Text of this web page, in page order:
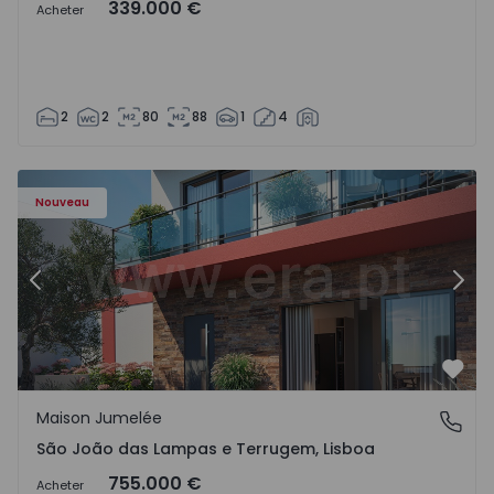
Acheter 339.000 €
2 2 80 88 1 4
Nouveau
Précédent
São João das Lampas e Terrugem, Lisboa
Maison Jumelée
São João das Lampas e Terrugem, Lisboa
Acheter 755.000 €